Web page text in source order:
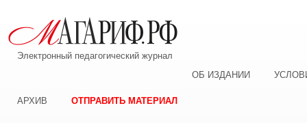
Электронный педагогический журнал
ОБ ИЗДАНИИ
АРХИВ ОТПРАВИТЬ МАТЕРИАЛ